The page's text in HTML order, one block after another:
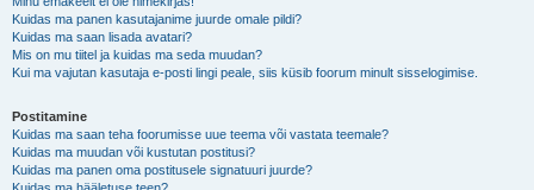
Kuidas ma panen kasutajanime juurde omale pildi?
Kuidas ma saan lisada avatari?
Mis on mu tiitel ja kuidas ma seda muudan?
Kui ma vajutan kasutaja e-posti lingi peale, siis küsib foorum minult sisselogimise.
Postitamine
Kuidas ma saan teha foorumisse uue teema või vastata teemale?
Kuidas ma muudan või kustutan postitusi?
Kuidas ma panen oma postitusele signatuuri juurde?